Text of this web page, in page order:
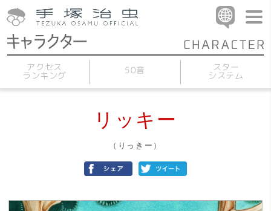
アクセス
ランキング 50音 スター
システム
リッキー
（りっきー）